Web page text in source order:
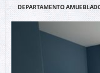
DEPARTAMENTO